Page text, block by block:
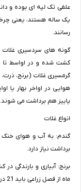
علفی تک لپه ای بوده و
یک ساله هستند، یعنی
رسانند.
گونه های سردسیری غلات
کشت شده و در اواسط تا
گرمسیری غلات (برنج،
هوایی در اواخر بهار یا
پاییز هم برداشت می شوند.
انواع غلات
گندم: به آب و هوای
برداشت نیاز دارد.
ماه از فصل زراعی باید 21 درجه سانتی گراد یا بالاتر باشد.